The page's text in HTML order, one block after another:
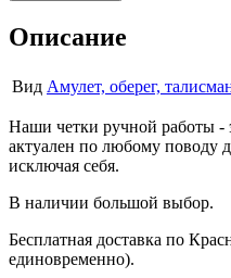
Описание
Вид Амулет, оберег,
Наши четки ручной работы -
актуален по любому поводу
исключая себя.
В наличии большой выбор.
Бесплатная доставка по
единовременно).